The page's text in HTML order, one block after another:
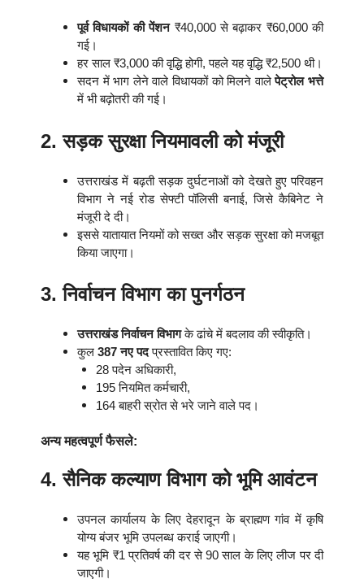
पूर्व विधायकों की पेंशन₹40,000 से बढ़ाकर ₹60,000 की
गई।
हर साल ₹3,000 की वृद्धि होगी, पहले यह वृद्धि ₹2,500 थी।
सदन में भाग लेने वाले विधायकों को मिलने वालेपेट्रोल भत्ते
में भी बढ़ोतरी की गई।
2. सड़क सुरक्षा नियमावली को मंजूरी
उत्तराखंड में बढ़ती सड़क दुर्घटनाओं को देखते हुए परिवहन
विभाग ने नई रोड सेफ्टी पॉलिसी बनाई, जिसे कैबिनेट ने
मंजूरी दे दी।
इससे यातायात नियमों को सख्त और सड़क सुरक्षा को मजबूत
किया जाएगा।
3. निर्वाचन विभाग का पुनर्गठन
उत्तराखंड निर्वाचन विभागके ढांचे में बदलाव की स्वीकृति।
कुल 387 नए पदप्रस्तावित किए गए:
28 पदेन अधिकारी,
195 नियमित कर्मचारी,
164 बाहरी स्रोत से भरे जाने वाले पद।
अन्य महत्वपूर्ण फैसले:
4. सैनिक कल्याण विभाग को भूमि आवंटन
उपनल कार्यालय के लिए देहरादून के ब्राह्मण गांव में कृषि
योग्य बंजर भूमि उपलब्ध कराई जाएगी।
यह भूमि ₹1 प्रतिवर्ष की दर से 90 साल के लिए लीज पर दी
जाएगी।